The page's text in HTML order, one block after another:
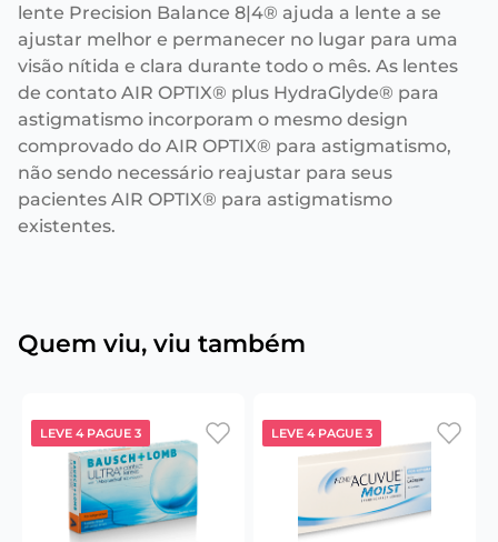
lente Precision Balance 8|4® ajuda a lente a se
ajustar melhor e permanecer no lugar para uma
visão nítida e clara durante todo o mês. As lentes
de contato AIR OPTIX® plus HydraGlyde® para
astigmatismo incorporam o mesmo design
comprovado do AIR OPTIX® para astigmatismo,
não sendo necessário reajustar para seus
pacientes AIR OPTIX® para astigmatismo
existentes.
Quem viu, viu também
LEVE 4 PAGUE 3 LEVE 4 PAGUE 3